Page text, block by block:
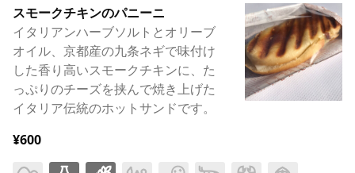
スモークチキンのパニーニ
イタリアンハーブソルトとオリーブ
オイル、京都産の九条ネギで味付け
した香り高いスモークチキンに、た
っぷりのチーズを挟んで焼き上げた
イタリア伝統のホットサンドです。
¥600